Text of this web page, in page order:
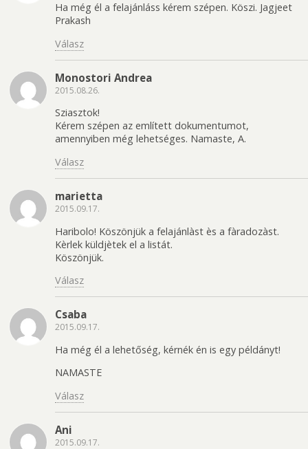
Ha még él a felajánláss kérem szépen. Köszi. Jagjeet
Prakash
Válasz
Monostori Andrea
2015.08.26.
Sziasztok!
Kérem szépen az említett dokumentumot,
amennyiben még lehetséges. Namaste, A.
Válasz
marietta
2015.09.17.
Haribolo! Köszönjük a felajánlàst ès a fàradozàst.
Kèrlek küldjètek el a listát.
Köszönjük.
Válasz
Csaba
2015.09.17.
Ha még él a lehetőség, kérnék én is egy példányt!
NAMASTE
Válasz
Ani
2015.09.17.